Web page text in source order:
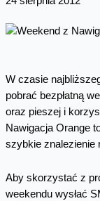
W czasie
pobrać bezpłatną
oraz pieszej i
Nawigacja Orange
szybkie znalezienie
Aby skorzystać z
weekendu wysłać